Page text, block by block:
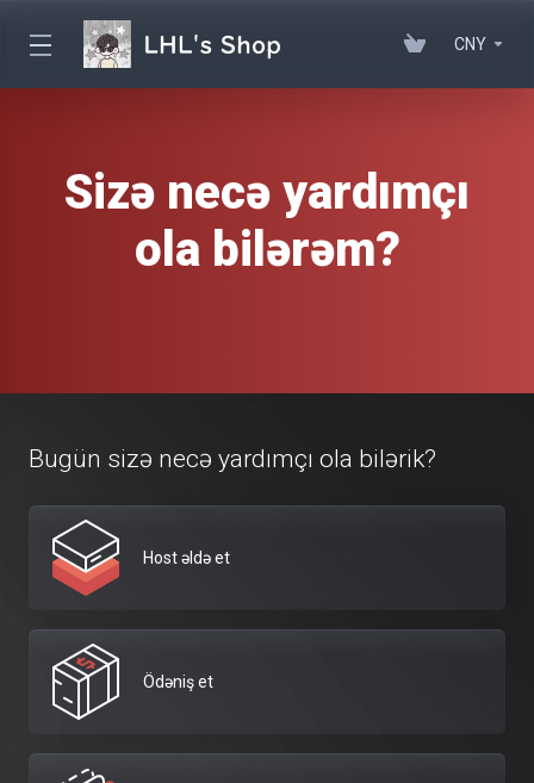
CNY
Sizə necə yardımçı
ola bilərəm?
Bugün sizə necə yardımçı ola bilərik?
Host əldə et
Ödəniş et